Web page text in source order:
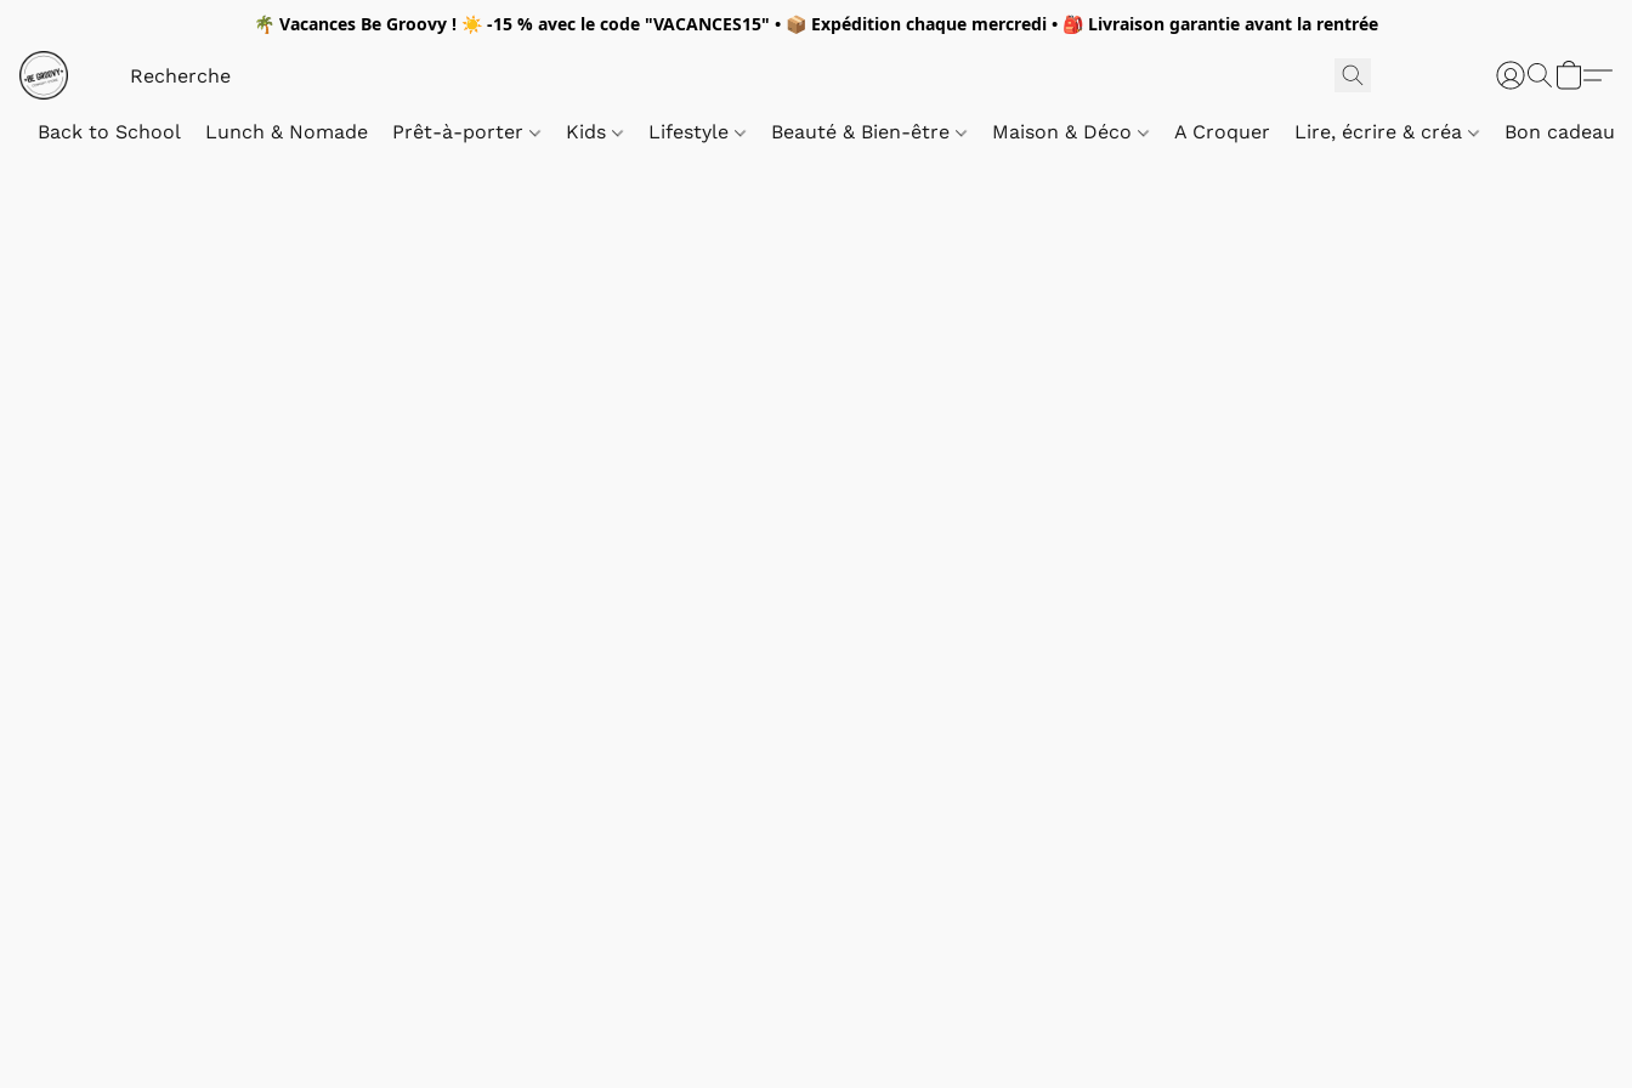
🌴 Vacances Be Groovy ! ☀️ -15 % avec le code "VACANCES15" • 📦 Expédition chaque mercredi • 🎒 Livraison garantie avant la rentrée
Back to School Lunch & Nomade Prêt-à-porter Kids Lifestyle Beauté & Bien-être Maison & Déco A Croquer Lire, écrire & créa Bon cadeau